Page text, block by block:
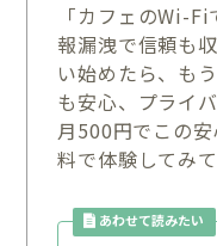
「カフェのWi-
報漏洩で信頼も
い始めたら、も
も安心、プライ
月500円でこの
料で体験してみ